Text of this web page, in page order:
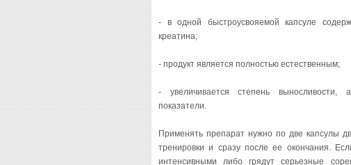
- в одной быстроусвояемой капсуле
креатина;
- продукт является полностью естественным;
- увеличивается степень
показатели.
Применять препарат нужно по две капсулы
тренировки и сразу после ее окончания.
интенсивными либо грядут серьезные